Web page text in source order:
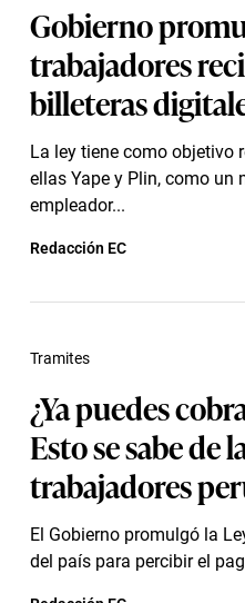
Gobierno
trabajadores
billeteras
La ley tiene como objetivo
ellas Yape y Plin, como un
empleador...
Redacción EC
¿Ya puedes
Esto se sabe de
trabajadores
El Gobierno promulgó la
del país para percibir el
Tramites